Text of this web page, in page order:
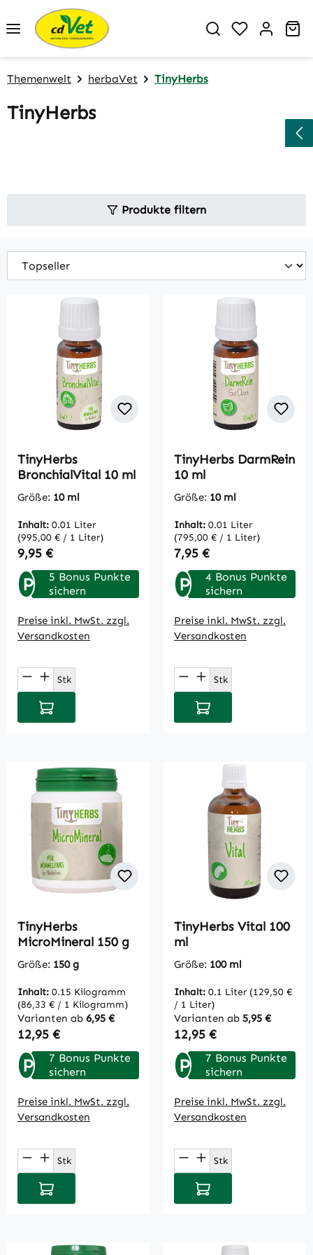
Zum Hauptinhalt springen
Du hast 0
Themenwelt herbaVet TinyHerbs
TinyHerbs
Produkte filtern
TinyHerbs
BronchialVital 10 ml
Größe: 10 ml
Inhalt: 0.01 Liter
(995,00 € / 1 Liter)
Regulärer Preis:
9,95 €
P
5 Bonus Punkte
sichern
Preise inkl. MwSt. zzgl.
Versandkosten
Produkt Anzahl: Gib den gewünschten
Stk
In den Warenkorb
TinyHerbs DarmRein
10 ml
Größe: 10 ml
Inhalt: 0.01 Liter
(795,00 € / 1 Liter)
Regulärer Preis:
7,95 €
P
4 Bonus Punkte
sichern
Preise inkl. MwSt. zzgl.
Versandkosten
Produkt Anzahl:
Stk
In den Warenkorb
TinyHerbs
MicroMineral 150 g
Größe: 150 g
Inhalt: 0.15 Kilogramm
(86,33 € / 1 Kilogramm)
Varianten ab 6,95 €
Regulärer Preis:
12,95 €
P
7 Bonus Punkte
sichern
Preise inkl. MwSt. zzgl.
Versandkosten
Produkt Anzahl: Gib den gewünschten
Stk
In den Warenkorb
TinyHerbs Vital 100
ml
Größe: 100 ml
Inhalt: 0.1 Liter (129,50 €
/ 1 Liter)
Varianten ab 5,95 €
Regulärer Preis:
12,95 €
P
7 Bonus Punkte
sichern
Preise inkl. MwSt. zzgl.
Versandkosten
Produkt Anzahl:
Stk
In den Warenkorb